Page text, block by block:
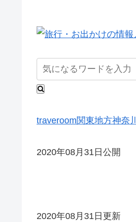
traveroom関東地方神奈
2020年08月31日公開
2020年08月31日更新